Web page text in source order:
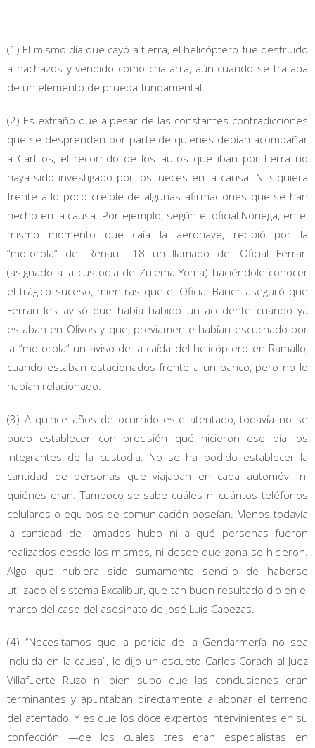
…
(1) El mismo día que cayó a tierra, el helicóptero fue destruido
a hachazos y vendido como chatarra, aún cuando se trataba
de un elemento de prueba fundamental.
(2) Es extraño que a pesar de las constantes contradicciones
que se desprenden por parte de quienes debían acompañar
a Carlitos, el recorrido de los autos que iban por tierra no
haya sido investigado por los jueces en la causa. Ni siquiera
frente a lo poco creíble de algunas afirmaciones que se han
hecho en la causa. Por ejemplo, según el oficial Noriega, en el
mismo momento que caía la aeronave, recibió por la
“motorola” del Renault 18 un llamado del Oficial Ferrari
(asignado a la custodia de Zulema Yoma) haciéndole conocer
el trágico suceso, mientras que el Oficial Bauer aseguró que
Ferrari les avisó que había habido un accidente cuando ya
estaban en Olivos y que, previamente habían escuchado por
la “motorola” un aviso de la caída del helicóptero en Ramallo,
cuando estaban estacionados frente a un banco, pero no lo
habían relacionado.
(3) A quince años de ocurrido este atentado, todavía no se
pudo establecer con precisión qué hicieron ese día los
integrantes de la custodia. No se ha podido establecer la
cantidad de personas que viajaban en cada automóvil ni
quiénes eran. Tampoco se sabe cuáles ni cuántos teléfonos
celulares o equipos de comunicación poseían. Menos todavía
la cantidad de llamados hubo ni a qué personas fueron
realizados desde los mismos, ni desde que zona se hicieron.
Algo que hubiera sido sumamente sencillo de haberse
utilizado el sistema Excalibur, que tan buen resultado dio en el
marco del caso del asesinato de José Luis Cabezas.
(4) “Necesitamos que la pericia de la Gendarmería no sea
incluida en la causa”, le dijo un escueto Carlos Corach al Juez
Villafuerte Ruzo ni bien supo que las conclusiones eran
terminantes y apuntaban directamente a abonar el terreno
del atentado. Y es que los doce expertos intervinientes en su
confección —de los cuales tres eran especialistas en